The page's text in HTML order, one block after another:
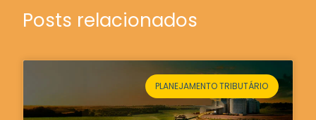
Posts relacionados
PLANEJAMENTO TRIBUTÁRIO